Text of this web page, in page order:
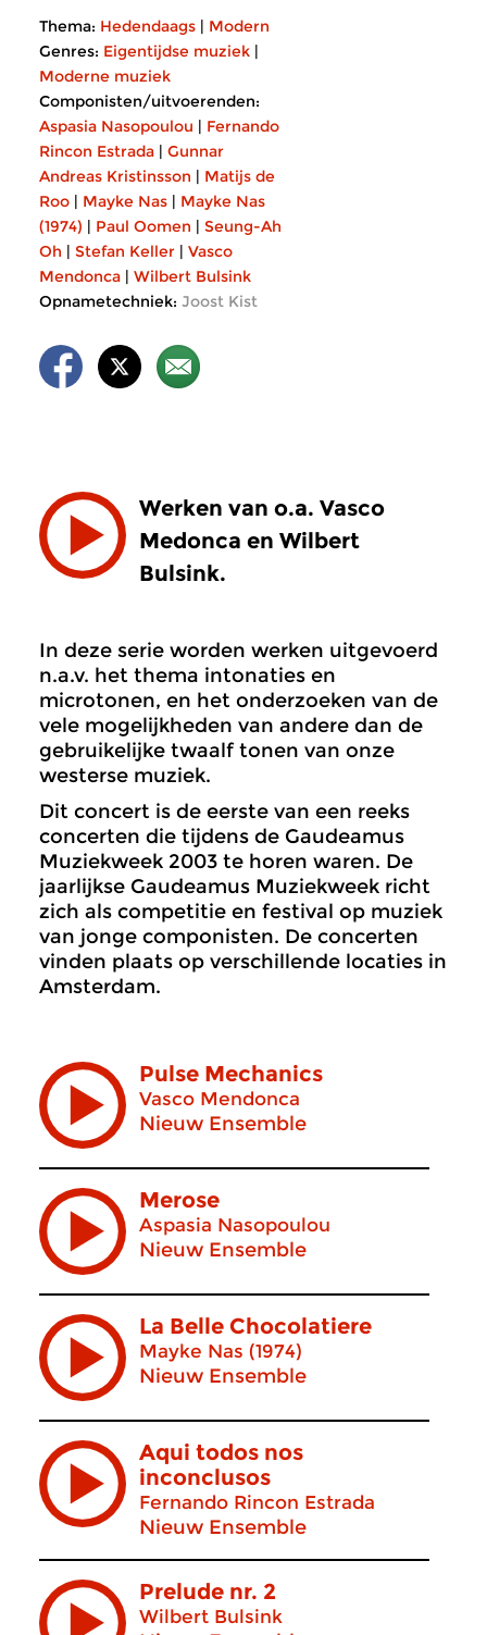
Thema: Hedendaags | Modern
Genres: Eigentijdse muziek |
Moderne muziek
Componisten/uitvoerenden:
Aspasia Nasopoulou | Fernando
Rincon Estrada | Gunnar
Andreas Kristinsson | Matijs de
Roo | Mayke Nas | Mayke Nas
(1974) | Paul Oomen | Seung-Ah
Oh | Stefan Keller | Vasco
Mendonca | Wilbert Bulsink
Opnametechniek: Joost Kist
Werken van o.a. Vasco
Medonca en Wilbert
Bulsink.
In deze serie worden werken uitgevoerd
n.a.v. het thema intonaties en
microtonen, en het onderzoeken van de
vele mogelijkheden van andere dan de
gebruikelijke twaalf tonen van onze
westerse muziek.
Dit concert is de eerste van een reeks
concerten die tijdens de Gaudeamus
Muziekweek 2003 te horen waren. De
jaarlijkse Gaudeamus Muziekweek richt
zich als competitie en festival op muziek
van jonge componisten. De concerten
vinden plaats op verschillende locaties in
Amsterdam.
Pulse Mechanics
Vasco Mendonca
Nieuw Ensemble
Merose
Aspasia Nasopoulou
Nieuw Ensemble
La Belle Chocolatiere
Mayke Nas (1974)
Nieuw Ensemble
Aqui todos nos
inconclusos
Fernando Rincon Estrada
Nieuw Ensemble
Prelude nr. 2
Wilbert Bulsink